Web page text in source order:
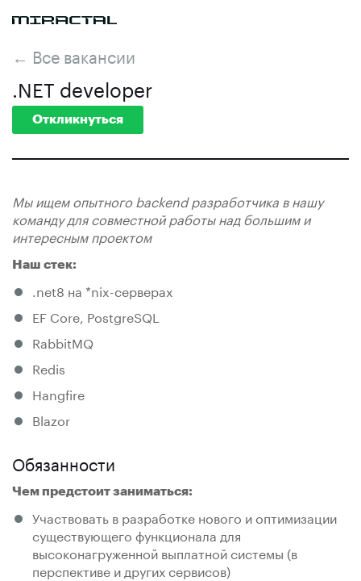
← Все вакансии
.NET developer
Откликнуться
Мы ищем опытного backend разработчика в нашу
команду для совместной работы над большим и
интересным проектом
Наш стек:
.net8 на *nix-серверах
EF Core, PostgreSQL
RabbitMQ
Redis
Hangfire
Blazor
Обязанности
Чем предстоит заниматься:
Участвовать в разработке нового и оптимизации
существующего функционала для
высоконагруженной выплатной системы (в
перспективе и других сервисов)